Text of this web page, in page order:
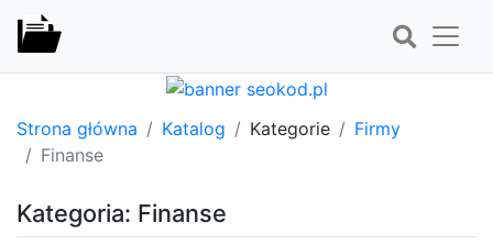
Strona główna Katalog Kategorie
Firmy
Finanse
Kategoria: Finanse